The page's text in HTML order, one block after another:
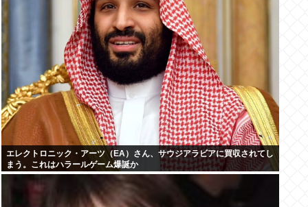
エレクトロニック・アーツ（EA）さん、サウジアラビアに買収されてし
まう。これはハラールゲーム爆誕か